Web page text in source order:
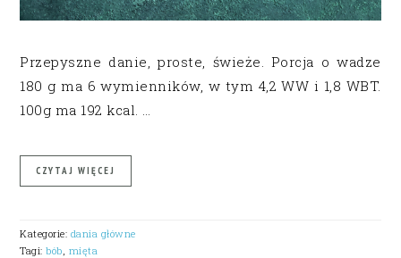
Przepyszne danie, proste, świeże. Porcja o wadze
180 g ma 6 wymienników, w tym 4,2 WW i 1,8 WBT.
100g ma 192 kcal. …
CZYTAJ WIĘCEJ
Kategorie: dania główne
Tagi:bób mięta